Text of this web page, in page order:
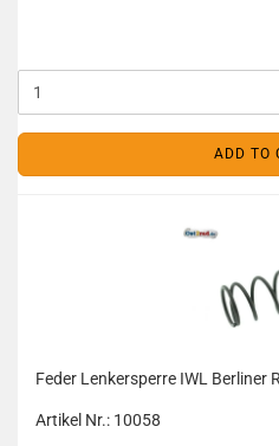
ADD TO
Feder Lenkersperre IWL Berliner
Artikel Nr.: 10058